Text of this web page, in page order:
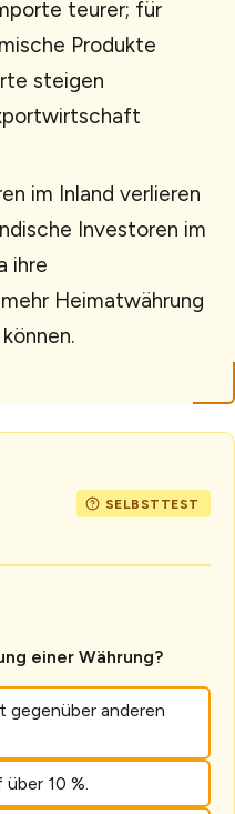
teurer; für
Produkte
steigen
im Inland verlieren
Investoren im
ihre
Heimatwährung
einer Währung?
gegenüber anderen
10 %.